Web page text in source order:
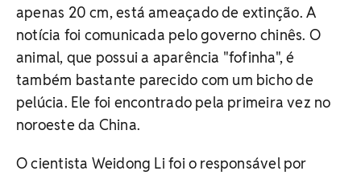
apenas 20 cm, está ameaçado de extinção. A
notícia foi comunicada pelo governo chinês. O
animal, que possui a aparência "fofinha", é
também bastante parecido com um bicho de
pelúcia. Ele foi encontrado pela primeira vez no
noroeste da China.
O cientista Weidong Li foi o responsável por